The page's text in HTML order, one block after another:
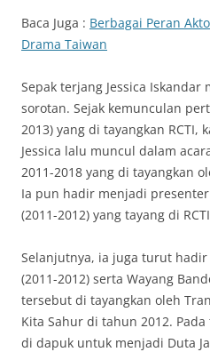
Baca Juga : Berbagai Peran
Drama Taiwan
Sepak terjang Jessica
sorotan. Sejak kemunculan
2013) yang di tayangkan RCTI,
Jessica lalu muncul dalam
2011-2018 yang di tayangkan
Ia pun hadir menjadi
(2011-2012) yang tayang di
Selanjutnya, ia juga turut hadir
(2011-2012) serta Wayang
tersebut di tayangkan oleh
Kita Sahur di tahun 2012.
di dapuk untuk menjadi Duta